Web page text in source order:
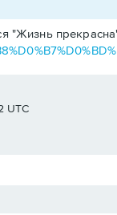
"Жизнь
UTC